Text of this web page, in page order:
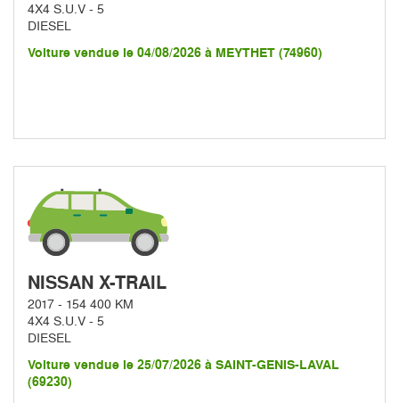
4X4 S.U.V - 5
DIESEL
Voiture vendue le 04/08/2026 à MEYTHET (74960)
NISSAN X-TRAIL
2017 - 154 400 KM
4X4 S.U.V - 5
DIESEL
Voiture vendue le 25/07/2026 à SAINT-GENIS-LAVAL
(69230)